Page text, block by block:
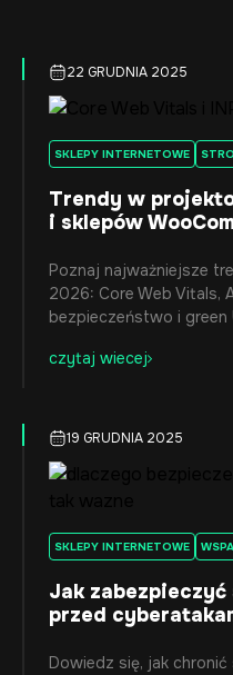
22 GRUDNIA 2025
SKLEPY INTERNETOWE
Trendy w
i sklepów
Poznaj najważniejsze
2026: Core Web Vitals,
bezpieczeństwo i green
czytaj wiecej
19 GRUDNIA 2025
SKLEPY INTERNETOWE
Jak zabezpieczyć
przed
Dowiedz się, jak